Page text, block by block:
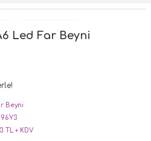
Led Far Beyni
Beyni
TL + KDV